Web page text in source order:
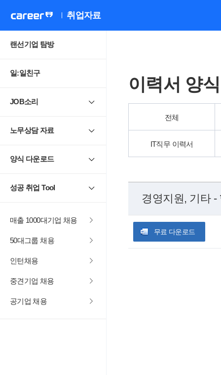
취업자료
랜선기업 탐방
일:일친구
JOB소리
노무상담 자료
양식 다운로드
성공 취업 Tool
매출 1000대기업 채용
50대그룹 채용
인턴채용
중견기업 채용
공기업 채용
이력서 양
전체
IT직무 이력서
경영지원, 기타 -
무료 다운로드